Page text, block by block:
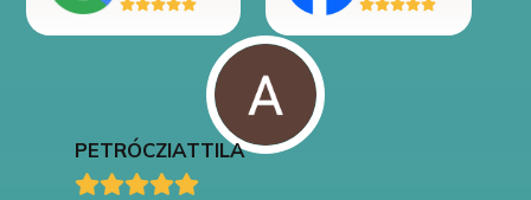
PETRÓCZIATTILA